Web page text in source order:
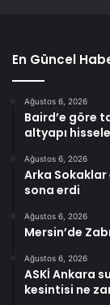
En Güncel
Ağustos 6, 2026
Baird’e göre
altyapı
Ağustos 6, 2026
Arka Sokaklar
sona erdi
Ağustos 6, 2026
Mersin’de
Ağustos 6, 2026
ASKİ Ankara
kesintisi ne